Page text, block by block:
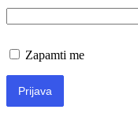
Zapamti me